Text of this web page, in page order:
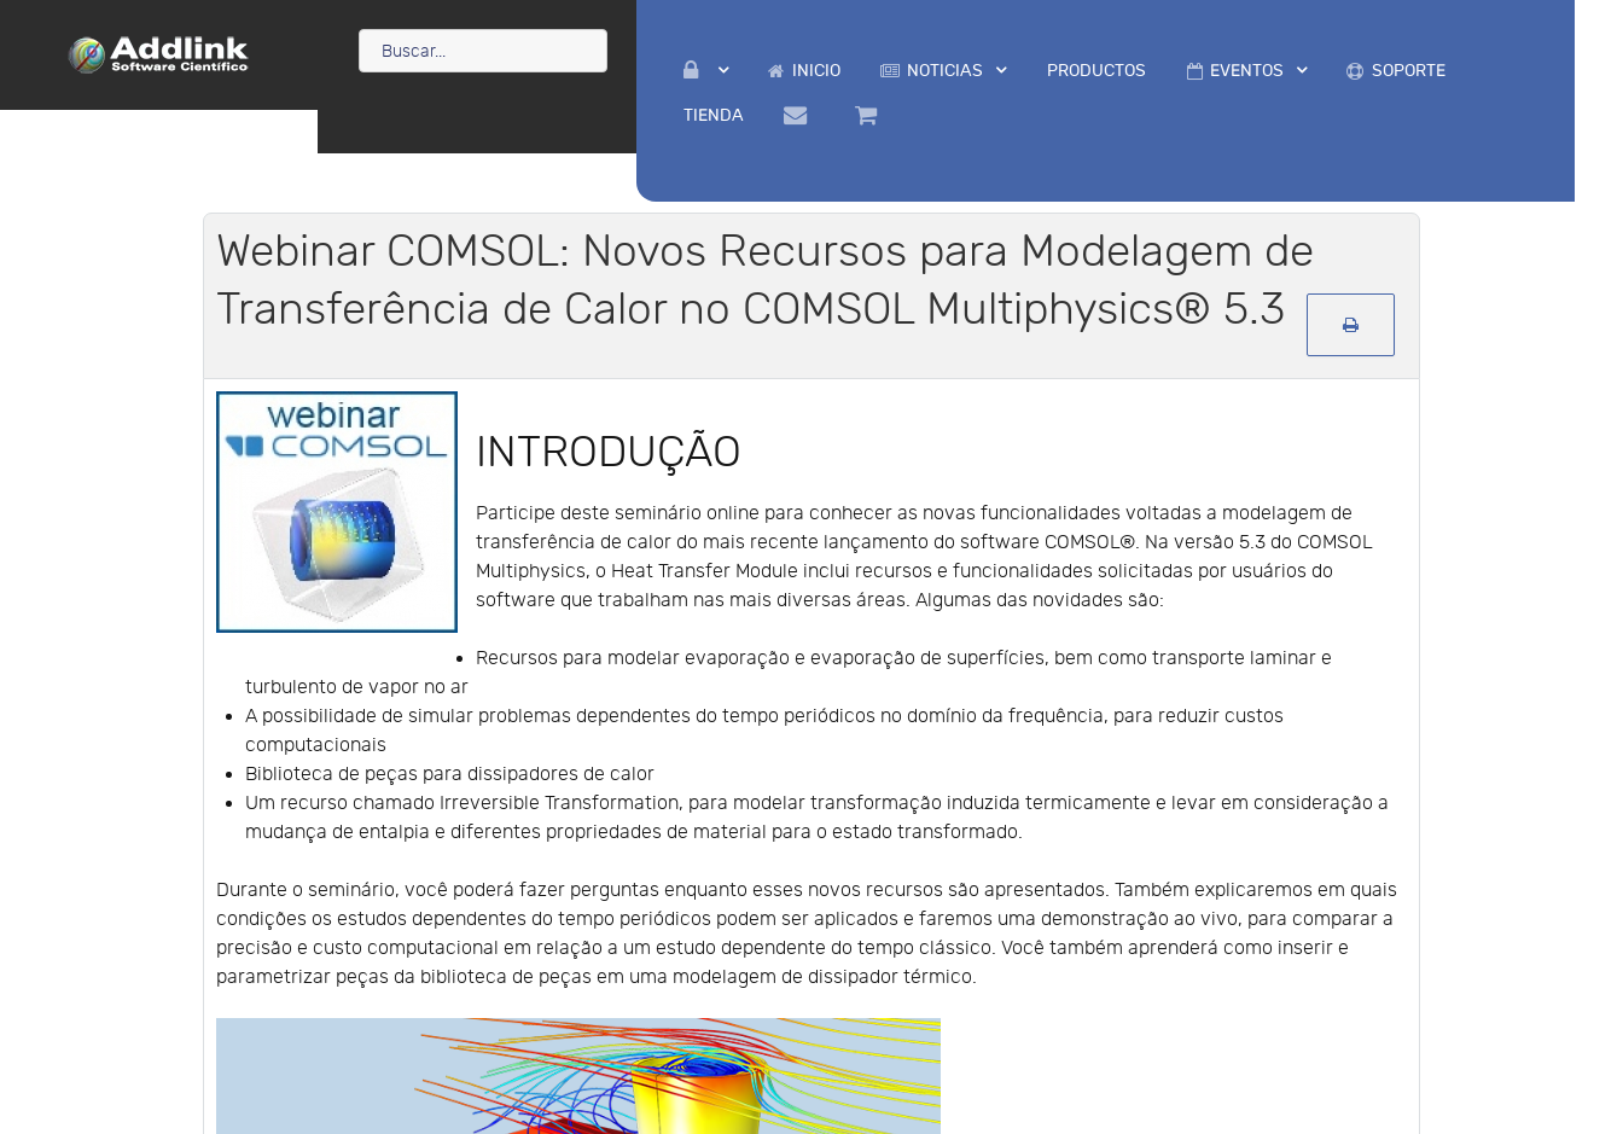
INICIO NOTICIAS PRODUCTOS EVENTOS SOPORTE
TIENDA
Webinar COMSOL: Novos Recursos para Modelagem de
Transferência de Calor no COMSOL Multiphysics® 5.3
INTRODUÇÃO
Participe deste seminário online para conhecer as novas funcionalidades voltadas a modelagem de
transferência de calor do mais recente lançamento do software COMSOL®. Na versão 5.3 do COMSOL
Multiphysics, o Heat Transfer Module inclui recursos e funcionalidades solicitadas por usuários do
software que trabalham nas mais diversas áreas. Algumas das novidades são:
Recursos para modelar evaporação e evaporação de superfícies, bem como transporte laminar e
turbulento de vapor no ar
A possibilidade de simular problemas dependentes do tempo periódicos no domínio da frequência, para reduzir custos
computacionais
Biblioteca de peças para dissipadores de calor
Um recurso chamado Irreversible Transformation, para modelar transformação induzida termicamente e levar em consideração a
mudança de entalpia e diferentes propriedades de material para o estado transformado.
Durante o seminário, você poderá fazer perguntas enquanto esses novos recursos são apresentados. Também explicaremos em quais
condições os estudos dependentes do tempo periódicos podem ser aplicados e faremos uma demonstração ao vivo, para comparar a
precisão e custo computacional em relação a um estudo dependente do tempo clássico. Você também aprenderá como inserir e
parametrizar peças da biblioteca de peças em uma modelagem de dissipador térmico.